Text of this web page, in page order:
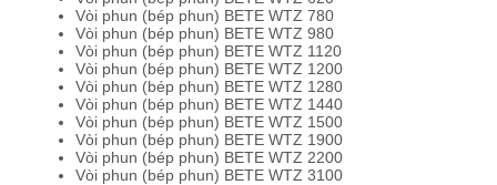
Vòi phun (bép phun) BETE WTZ 780
Vòi phun (bép phun) BETE WTZ 980
Vòi phun (bép phun) BETE WTZ 1120
Vòi phun (bép phun) BETE WTZ 1200
Vòi phun (bép phun) BETE WTZ 1280
Vòi phun (bép phun) BETE WTZ 1440
Vòi phun (bép phun) BETE WTZ 1500
Vòi phun (bép phun) BETE WTZ 1900
Vòi phun (bép phun) BETE WTZ 2200
Vòi phun (bép phun) BETE WTZ 3100